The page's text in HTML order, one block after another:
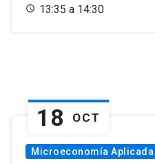
13:35 a 14:30
18 OCT
Microeconomía Aplicada